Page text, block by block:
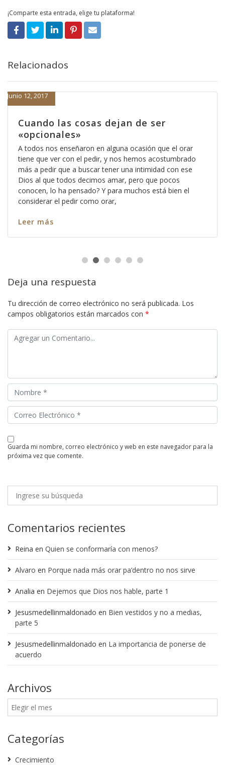
¡Comparte esta entrada, elige tu plataforma!
Relacionados
Cuando las cosas dejan de ser
«opcionales»
Junio 12, 2017
A todos nos enseñaron en alguna ocasión que el orar
tiene que ver con el pedir, y nos hemos acostumbrado
más a pedir que a buscar tener una intimidad con ese
Dios al que todos decimos amar, pero que pocos
conocen, lo ha pensado? Y para muchos está bien el
considerar el pedir como orar,
Leer más
Deja una respuesta
Tu dirección de correo electrónico no será publicada. Los
campos obligatorios están marcados con *
guarda mi nombre, correo electrónico y web en este navegador para la
próxima vez que comente.
Comentarios recientes
Reina en Quien se conformaría con menos?
Alvaro en Porque nada más orar pa’dentro no nos sirve
Analia en Dejemos que Dios nos hable, parte 1
Jesusmedellinmaldonado en Bien vestidos y no a medias,
parte 5
Jesusmedellinmaldonado en La importancia de ponerse de
acuerdo
Archivos
Categorías
Crecimiento